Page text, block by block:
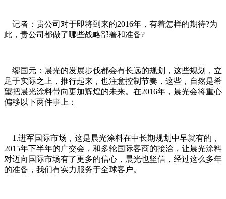
记者：贵公司对于即将到来的2016年，有着怎样的期待?为
此，贵公司都做了哪些战略部署和准备?
缪国元：晨光的发展步伐都会有长远的规划，这些规划，立
足于实际之上，推行起来，也注意控制节奏，这些，自然是希
望把晨光涂料带向更加辉煌的未来。在2016年，晨光会将重心
偏移以下两件事上：
1.进军国际市场，这是晨光涂料在中长期规划中早就有的，
2015年下半年的广交会，和多轮国际客商的接洽，让晨光涂料
对迈向国际市场有了更多的信心，晨光也坚信，经过这么多年
的准备，我们有实力服务于全球客户。